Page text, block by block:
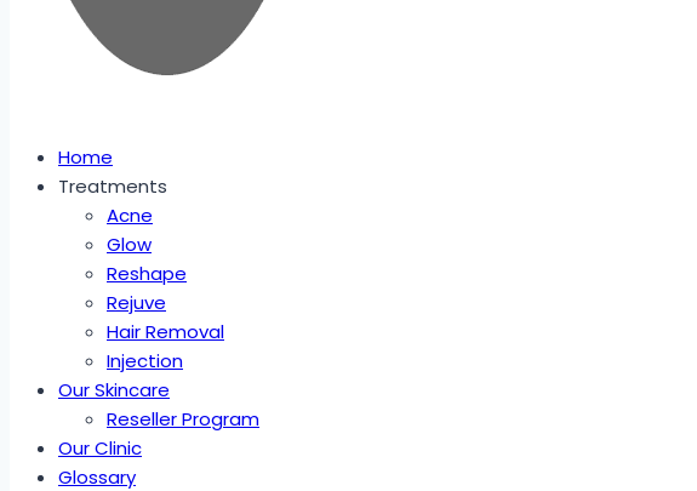
Home
Treatments
Acne
Glow
Reshape
Rejuve
Hair Removal
Injection
Our Skincare
Reseller Program
Our Clinic
Glossary